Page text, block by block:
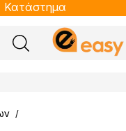
Κατάστημα
/